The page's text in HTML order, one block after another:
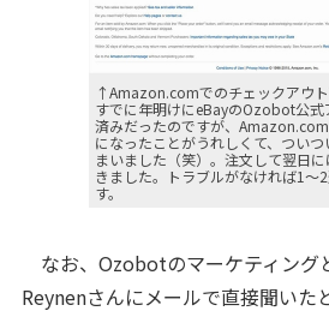
↑Amazon.comでのチェックアウト
すでに年明けにeBayのOzobot公式
済みだったのですが、
になったことがうれしくて、つい
まいました（笑）。注文して翌日
きました。トラブルがなければ1～
す。
なお、Ozobotのマーケティング
Reynenさんにメールで直接聞いた